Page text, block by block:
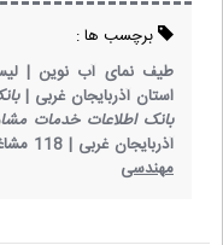
برچسب ها :
طیف نمای آب نوین |
استان آذربایجان غربی |
بانک اطلاعات خدمات
آذربایجان غربی | 118 مشاغل شهرستان ارومیه |
مهندسی